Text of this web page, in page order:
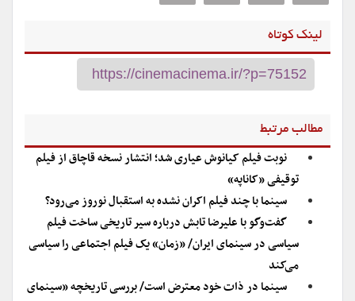
لینک کوتاه
مطالب مرتبط
نوبت فیلم کیانوش عیاری شد؛ انتشار نسخه قاچاق از فیلم
توقیفی «کاناپه»
سینما با چند فیلم اکران نشده به استقبال نوروز می‌رود؟
گفت‌وگو با علیرضا تابش درباره سیر تاریخی ساخت فیلم
سیاسی در سینمای ایران/ «زمان» یک فیلم اجتماعی را سیاسی
می‌کند
سینما در ذات خود معترض است/ بررسی تاریخچه «سینمای